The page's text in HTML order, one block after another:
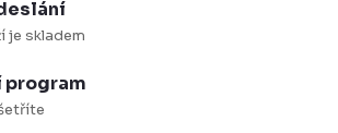
je skladem
program